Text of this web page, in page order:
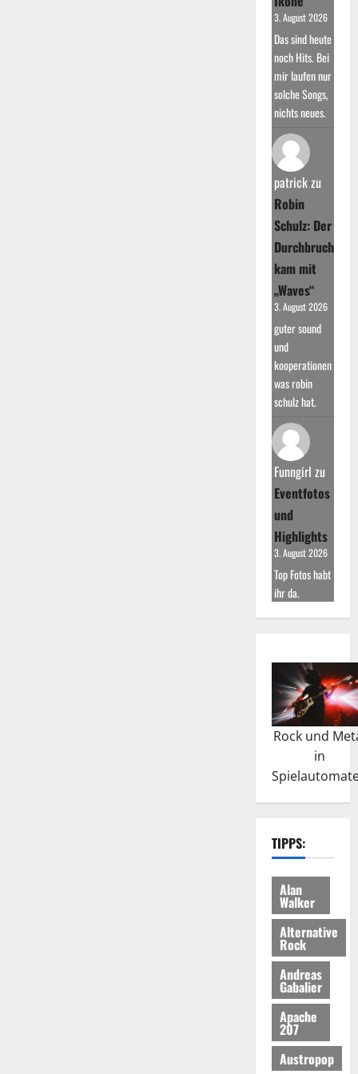
3. August 2026
Das sind heute
noch Hits. Bei
mir laufen nur
solche Songs,
nichts neues.
patrickzu
Robin
Schulz: Der
Durchbruch
kam mit
„Waves“
3. August 2026
guter sound
und
kooperationen
was robin
schulz hat.
Funngirl zu
Eventfotos
und
Highlights
3. August 2026
Top Fotos habt
ihr da.
Rock und
in
TIPPS:
Alan
Walker
Alternative
Rock
Andreas
Gabalier
Apache
207
Austropop